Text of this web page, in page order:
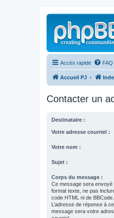
Accès rapide FAQ
Accueil PJ
Contacter un
Destinataire :
Votre adresse courriel :
Votre nom :
Sujet :
Corps du message :
Ce message sera envoyé
format texte, ne pas
code HTML ni de BBCode.
L’adresse de réponse à ce
message sera votre